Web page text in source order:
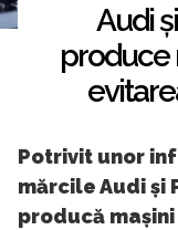
Audi
produce
Potrivit unor
mărcile Audi și
producă